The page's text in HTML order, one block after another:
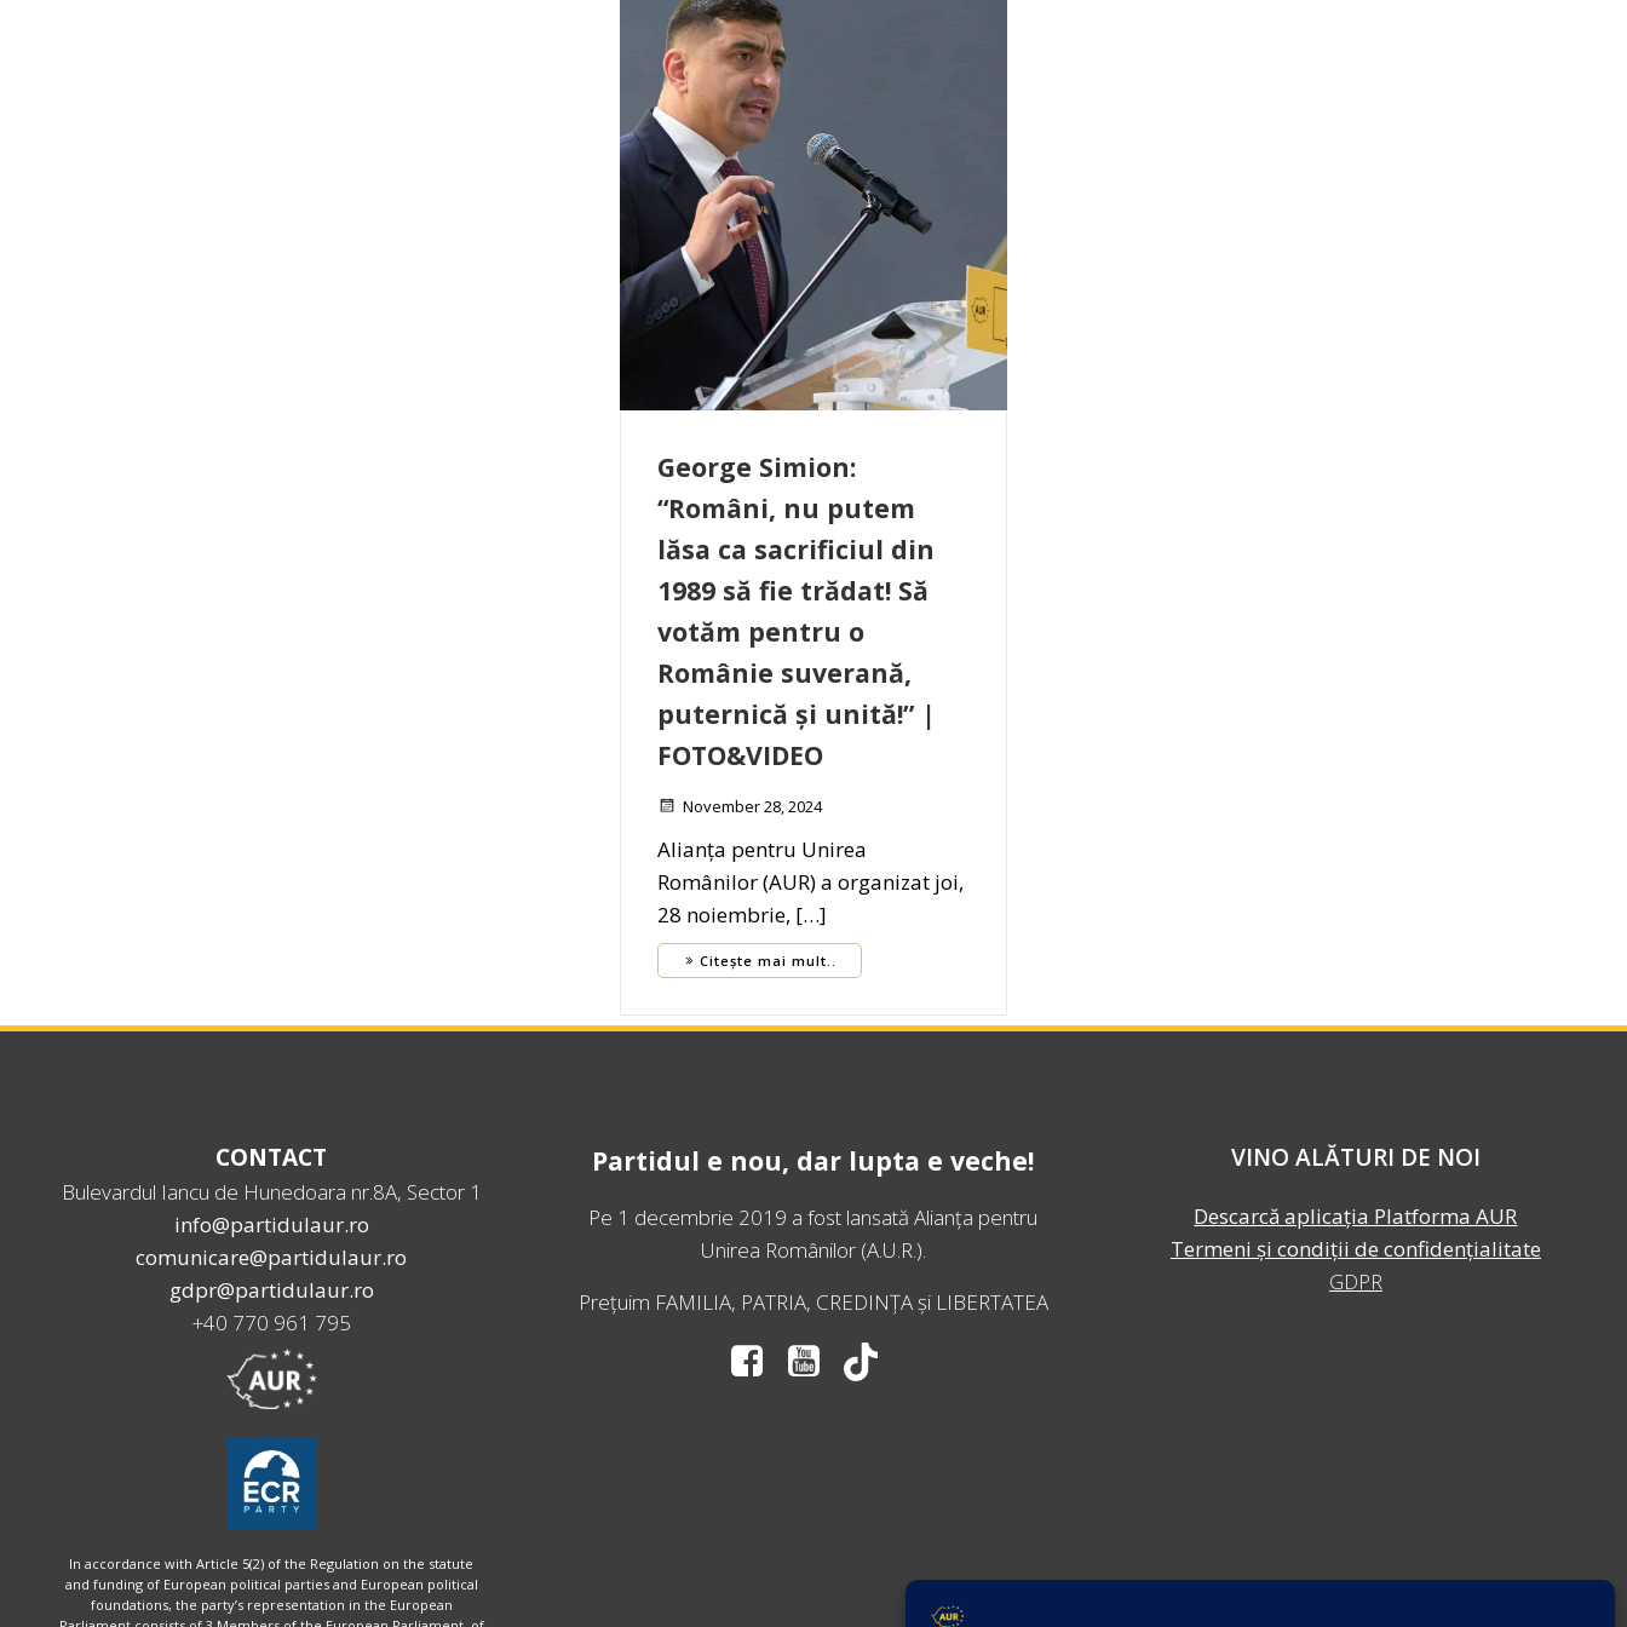
George Simion:
“Români, nu putem
lăsa ca sacrificiul din
1989 să fie trădat! Să
votăm pentru o
Românie suverană,
puternică și unită!” |
FOTO&VIDEO
November 28, 2024
Alianța pentru Unirea
Românilor (AUR) a organizat joi,
28 noiembrie, […]
Citește mai mult..
CONTACT
Bulevardul Iancu de Hunedoara nr.8A, Sector 1
info@partidulaur.ro
comunicare@partidulaur.ro
gdpr@partidulaur.ro
+40 770 961 795
In accordance with Article 5(2) of the Regulation on the statute
and funding of European political parties and European political
foundations, the party’s representation in the European
Partidul e nou, dar lupta e veche!
Pe 1 decembrie 2019 a fost lansatăAlianța pentru
Unirea Românilor(A.U.R.).
Prețuim FAMILIA, PATRIA, CREDINȚA și LIBERTATEA
VINO ALĂTURI DE NOI
Descarcă aplicația Platforma AUR
Termeni și condiții de confidențialitate
GDPR